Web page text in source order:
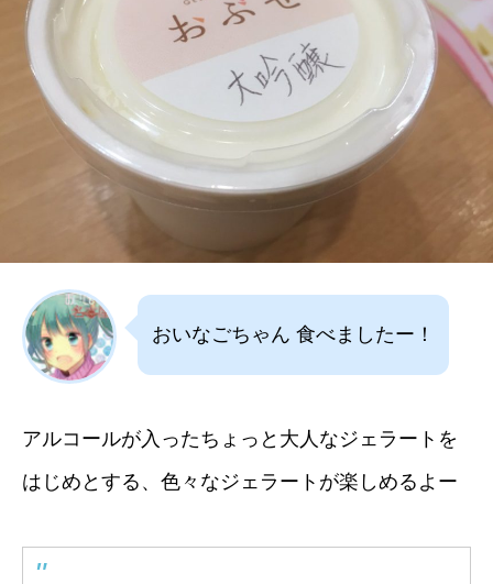
おいなごちゃん 食べましたー！
アルコールが入ったちょっと大人なジェラートを
はじめとする、色々なジェラートが楽しめるよー